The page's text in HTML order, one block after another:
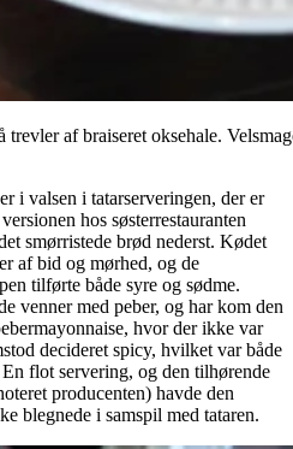
af braiseret oksehale.
i valsen i tatarserveringen, der er
hos søsterrestauranten
smørristede brød nederst. Kødet
af bid og mørhed, og de
tilførte både syre og sødme.
venner med peber, og har kom den
hvor der ikke var
decideret spicy, hvilket var både
flot servering, og den tilhørende
producenten) havde den
blegnede i samspil med tataren.